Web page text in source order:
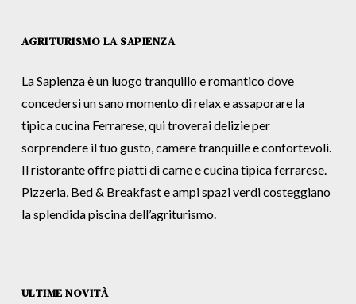
AGRITURISMO LA SAPIENZA
La Sapienza è un luogo tranquillo e romantico dove
concedersi un sano momento di relax e assaporare la
tipica cucina Ferrarese, qui troverai delizie per
sorprendere il tuo gusto, camere tranquille e confortevoli.
Il ristorante offre piatti di carne e cucina tipica ferrarese.
Pizzeria, Bed & Breakfast e ampi spazi verdi costeggiano
la splendida piscina dell’agriturismo.
ULTIME NOVITÀ